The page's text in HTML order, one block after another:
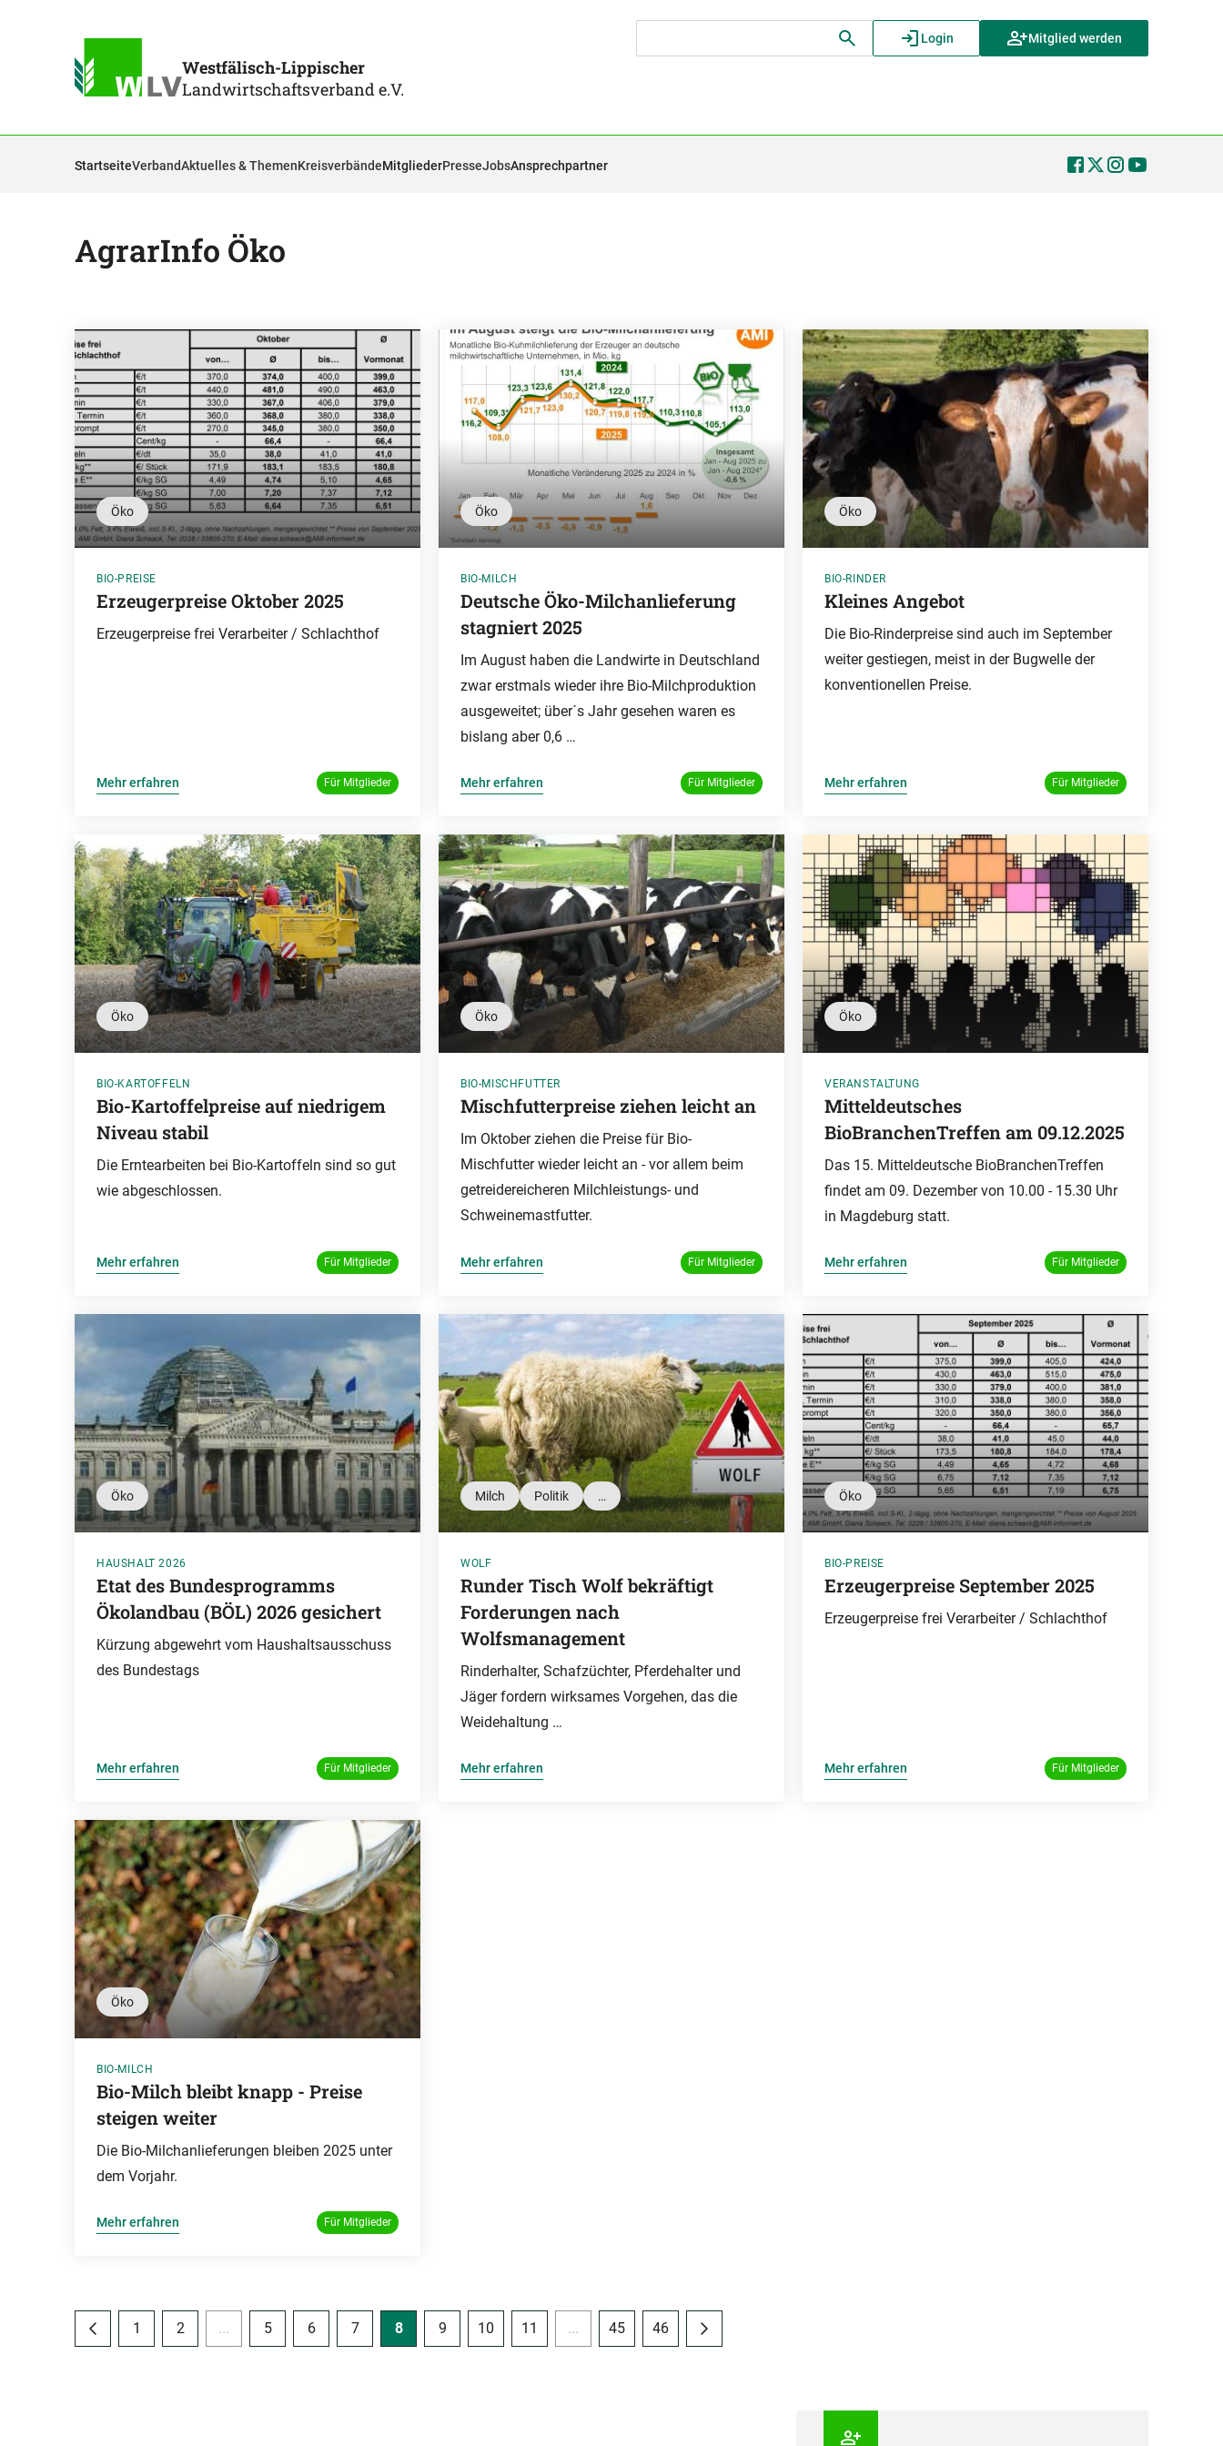
Westfälisch-Lippischer
Landwirtschaftsverband e.V.
Login Mitglied werden
StartseiteVerbandAktuelles & ThemenKreisverbändeMitgliederPresseJobsAnsprechpartner
AgrarInfo Öko
Öko
BIO-PREISE
Erzeugerpreise Oktober 2025
Erzeugerpreise frei Verarbeiter / Schlachthof
Mehr erfahren Für Mitglieder
Öko
BIO-MILCH
Deutsche Öko-Milchanlieferung
stagniert 2025
Im August haben die Landwirte in Deutschland
zwar erstmals wieder ihre Bio-Milchproduktion
ausgeweitet; über´s Jahr gesehen waren es
bislang aber 0,6 …
Mehr erfahren Für Mitglieder
Öko
BIO-RINDER
Kleines Angebot
Die Bio-Rinderpreise sind auch im September
weiter gestiegen, meist in der Bugwelle der
konventionellen Preise.
Mehr erfahren Für Mitglieder
Öko
BIO-KARTOFFELN
Bio-Kartoffelpreise auf niedrigem
Niveau stabil
Die Erntearbeiten bei Bio-Kartoffeln sind so gut
wie abgeschlossen.
Mehr erfahren Für Mitglieder
Öko
BIO-MISCHFUTTER
Mischfutterpreise ziehen leicht an
Im Oktober ziehen die Preise für Bio-
Mischfutter wieder leicht an - vor allem beim
getreidereicheren Milchleistungs- und
Schweinemastfutter.
Mehr erfahren Für Mitglieder
Öko
VERANSTALTUNG
Mitteldeutsches
BioBranchenTreffen am 09.12.2025
Das 15. Mitteldeutsche BioBranchenTreffen
findet am 09. Dezember von 10.00 - 15.30 Uhr
in Magdeburg statt.
Mehr erfahren Für Mitglieder
Öko
HAUSHALT 2026
Etat des Bundesprogramms
Ökolandbau (BÖL) 2026 gesichert
Kürzung abgewehrt vom Haushaltsausschuss
des Bundestags
Mehr erfahren Für Mitglieder
Milch Politik …
WOLF
Runder Tisch Wolf bekräftigt
Forderungen nach
Wolfsmanagement
Rinderhalter, Schafzüchter, Pferdehalter und
Jäger fordern wirksames Vorgehen, das die
Weidehaltung …
Mehr erfahren
Öko
BIO-PREISE
Erzeugerpreise September 2025
Erzeugerpreise frei Verarbeiter / Schlachthof
Mehr erfahren Für Mitglieder
Öko
BIO-MILCH
Bio-Milch bleibt knapp - Preise
steigen weiter
Die Bio-Milchanlieferungen bleiben 2025 unter
dem Vorjahr.
Mehr erfahren Für Mitglieder
1 2 ... 5 6 7 8 9 10 11 ... 45 46